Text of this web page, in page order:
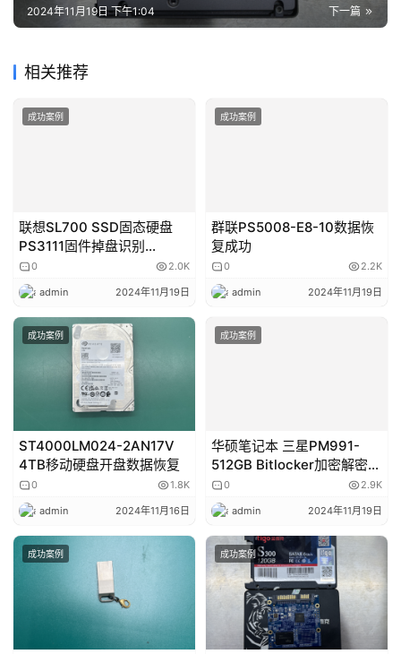
下一篇
2024年11月19日 下午1:04
相关推荐
成功案例
联想SL700 SSD固态硬盘
PS3111固件掉盘识别
SATAFIRM S11成功恢复
0 2.0K
admin 2024年11月19日
成功案例
群联PS5008-E8-10数据恢
复成功
0 2.2K
admin 2024年11月19日
成功案例
ST4000LM024-2AN17V
4TB移动硬盘开盘数据恢复
0 1.8K
admin 2024年11月16日
成功案例
华硕笔记本 三星PM991-
512GB Bitlocker加密解密数
据恢复成功
0 2.9K
admin 2024年11月19日
成功案例 成功案例